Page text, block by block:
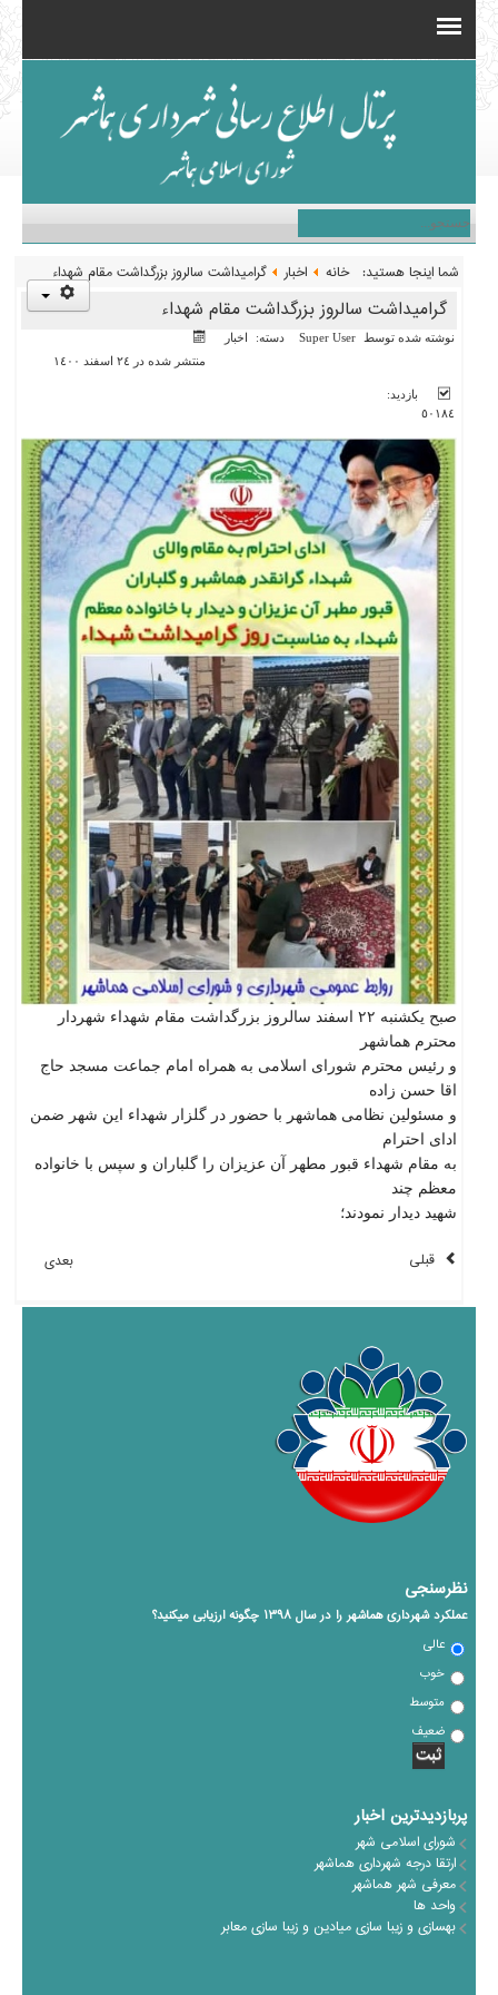
شما اینجا هستید:خانه اخبار گرامیداشت سالروز بزرگداشت مقام شهداء
گرامیداشت سالروز بزرگداشت مقام شهداء
نوشته شده توسط Super User دسته:
اخبار
منتشر شده در ٢٤ اسفند ١٤٠٠
بازدید:
٥٠١٨٤
صبح یکشنبه ۲۲ اسفند سالروز بزرگداشت مقام شهداء شهردار
محترم هماشهر
و رئیس محترم شورای اسلامی به همراه امام جماعت مسجد حاج
اقا حسن زاده
و مسئولین نظامی هماشهر با حضور در گلزار شهداء این شهر ضمن
ادای احترام
به مقام شهداء قبور مطهر آن عزیزان را گلباران و سپس با خانواده
معظم چند
شهید دیدار نمودند؛
قبلی بعدی
نظرسنجی
عملکرد شهرداری هماشهر را در سال ١٣٩٨ چگونه ارزیابی میکنید؟
عالی
خوب
متوسط
ضعیف
پربازدیدترین اخبار
شورای اسلامی شهر
ارتقا درجه شهرداری هماشهر
معرفی شهر هماشهر
واحد ها
بهسازی و زیبا سازی میادین و زیبا سازی معابر